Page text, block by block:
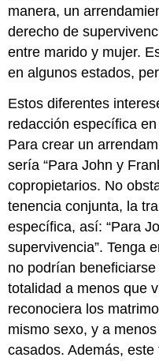
manera, un
derecho de
entre marido y mujer.
en algunos estados,
Estos diferentes
redacción específica
Para crear un
sería “Para John y
copropietarios. No
tenencia conjunta, la
específica, así: “Para
supervivencia”. Tenga
no podrían
totalidad a menos que
reconociera los
mismo sexo, y a
casados. Además,